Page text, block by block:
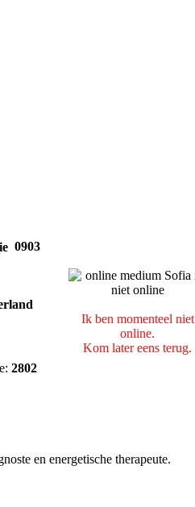
0903
Ik ben momenteel niet
online.
Kom later eens terug.
2802
en energetische therapeute.